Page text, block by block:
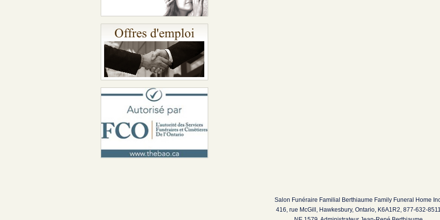
Salon Funéraire Familial Berthiaume Family Funeral Home
416, rue McGill, Hawkesbury, Ontario, K6A1R2, 877-632-